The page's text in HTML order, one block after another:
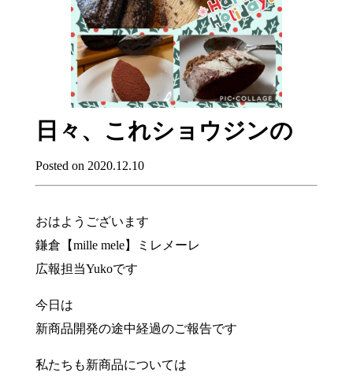
日々、これショウジンの
Posted on 2020.12.10
おはようございます
鎌倉【mille mele】ミレメーレ
広報担当Yukoです
今日は
新商品開発の途中経過のご報告です
私たちも新商品については